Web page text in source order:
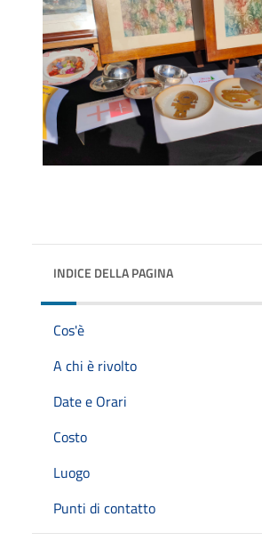
INDICE DELLA PAGINA
Cos'è
A chi è rivolto
Date e Orari
Costo
Luogo
Punti di contatto